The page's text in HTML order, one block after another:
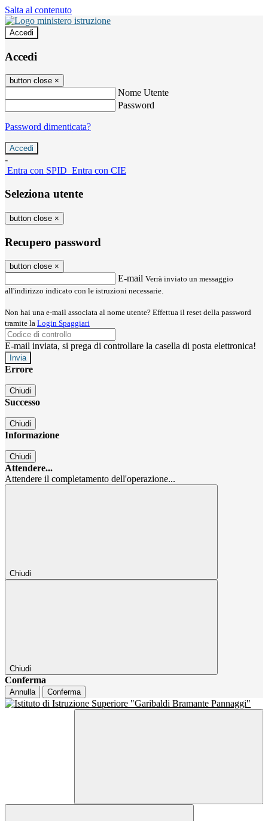
Salta al contenuto
Accedi
Accedi
button close ×
Nome Utente
Password
Password dimenticata?
-
Entra con SPID Entra con CIE
Seleziona utente
button close ×
Recupero password
button close ×
E-mail Verrà inviato un messaggio
all'indirizzo indicato con le istruzioni necessarie.
Non hai una e-mail associata al nome utente? Effettua il reset della password
tramite la Login Spaggiari
E-mail inviata, si prega di controllare la casella di posta elettronica!
Errore
Chiudi
Successo
Chiudi
Informazione
Chiudi
Attendere...
Attendere il completamento dell'operazione...
Chiudi
Chiudi
Conferma
Annulla Conferma